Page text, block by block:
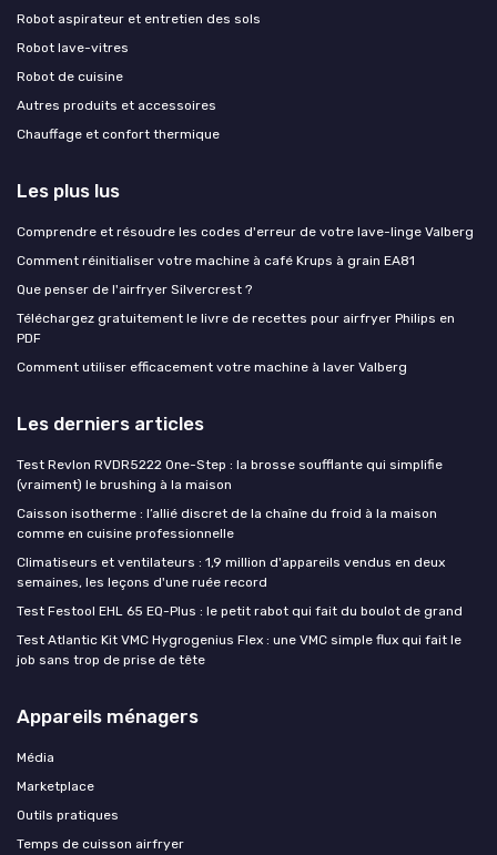
Robot aspirateur et entretien des sols
Robot lave-vitres
Robot de cuisine
Autres produits et accessoires
Chauffage et confort thermique
Les plus lus
Comprendre et résoudre les codes d'erreur de votre lave-linge Valberg
Comment réinitialiser votre machine à café Krups à grain EA81
Que penser de l'airfryer Silvercrest ?
Téléchargez gratuitement le livre de recettes pour airfryer Philips en
PDF
Comment utiliser efficacement votre machine à laver Valberg
Les derniers articles
Test Revlon RVDR5222 One-Step : la brosse soufflante qui simplifie
(vraiment) le brushing à la maison
Caisson isotherme : l’allié discret de la chaîne du froid à la maison
comme en cuisine professionnelle
Climatiseurs et ventilateurs : 1,9 million d'appareils vendus en deux
semaines, les leçons d'une ruée record
Test Festool EHL 65 EQ-Plus : le petit rabot qui fait du boulot de grand
Test Atlantic Kit VMC Hygrogenius Flex : une VMC simple flux qui fait le
job sans trop de prise de tête
Appareils ménagers
Média
Marketplace
Outils pratiques
Temps de cuisson airfryer